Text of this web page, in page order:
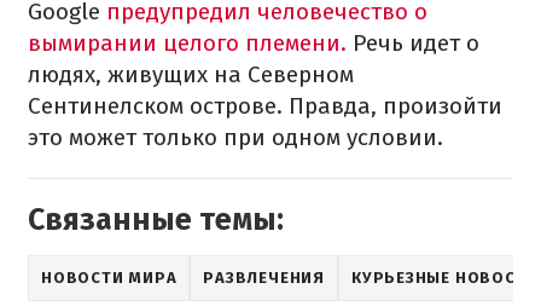
Google предупредил человечество о
вымирании целого племени. Речь идет о
людях, живущих на Северном
Сентинелском острове. Правда, произойти
это может только при одном условии.
Связанные темы:
НОВОСТИ МИРА РАЗВЛЕЧЕНИЯ КУРЬЕЗНЫЕ НОВОСТИ